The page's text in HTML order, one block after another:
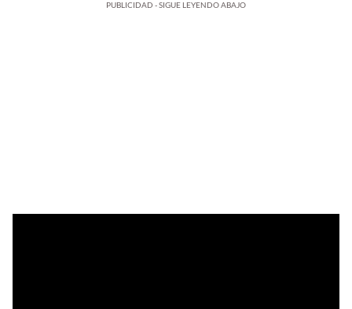
PUBLICIDAD - SIGUE LEYENDO ABAJO